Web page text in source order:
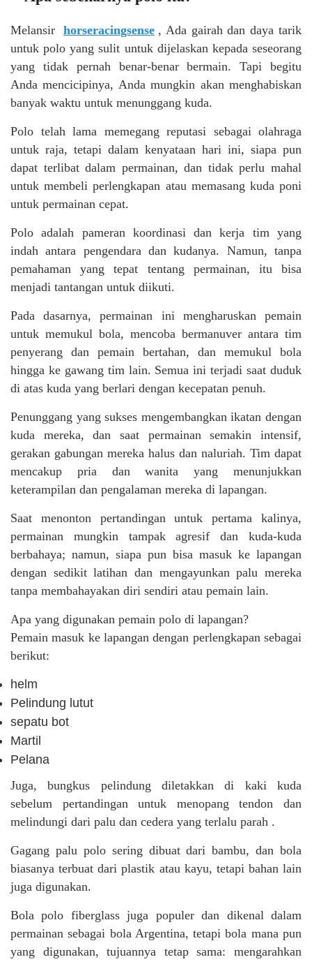
Melansir horseracingsense , Ada gairah dan daya tarik
untuk polo yang sulit untuk dijelaskan kepada seseorang
yang tidak pernah benar-benar bermain. Tapi begitu
Anda mencicipinya, Anda mungkin akan menghabiskan
banyak waktu untuk menunggang kuda.
Polo telah lama memegang reputasi sebagai olahraga
untuk raja, tetapi dalam kenyataan hari ini, siapa pun
dapat terlibat dalam permainan, dan tidak perlu mahal
untuk membeli perlengkapan atau memasang kuda poni
untuk permainan cepat.
Polo adalah pameran koordinasi dan kerja tim yang
indah antara pengendara dan kudanya. Namun, tanpa
pemahaman yang tepat tentang permainan, itu bisa
menjadi tantangan untuk diikuti.
Pada dasarnya, permainan ini mengharuskan pemain
untuk memukul bola, mencoba bermanuver antara tim
penyerang dan pemain bertahan, dan memukul bola
hingga ke gawang tim lain. Semua ini terjadi saat duduk
di atas kuda yang berlari dengan kecepatan penuh.
Penunggang yang sukses mengembangkan ikatan dengan
kuda mereka, dan saat permainan semakin intensif,
gerakan gabungan mereka halus dan naluriah. Tim dapat
mencakup pria dan wanita yang menunjukkan
keterampilan dan pengalaman mereka di lapangan.
Saat menonton pertandingan untuk pertama kalinya,
permainan mungkin tampak agresif dan kuda-kuda
berbahaya; namun, siapa pun bisa masuk ke lapangan
dengan sedikit latihan dan mengayunkan palu mereka
tanpa membahayakan diri sendiri atau pemain lain.
Apa yang digunakan pemain polo di lapangan?
Pemain masuk ke lapangan dengan perlengkapan sebagai
berikut:
helm
Pelindung lutut
sepatu bot
Martil
Pelana
Juga, bungkus pelindung diletakkan di kaki kuda
sebelum pertandingan untuk menopang tendon dan
melindungi dari palu dan cedera yang terlalu parah .
Gagang palu polo sering dibuat dari bambu, dan bola
biasanya terbuat dari plastik atau kayu, tetapi bahan lain
juga digunakan.
Bola polo fiberglass juga populer dan dikenal dalam
permainan sebagai bola Argentina, tetapi bola mana pun
yang digunakan, tujuannya tetap sama: mengarahkan